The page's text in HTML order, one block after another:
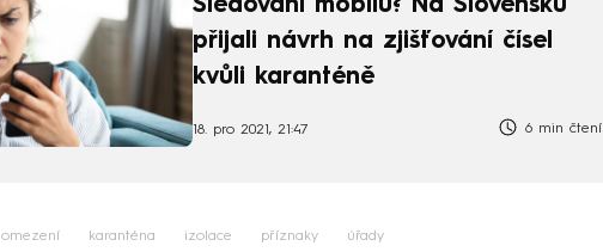
Sledování mobilů? Na Slovensku
přijali návrh na zjišťování čísel
kvůli karanténě
18. pro 2021, 21:47 6 min čtení
omezení karanténa izolace příznaky úřady